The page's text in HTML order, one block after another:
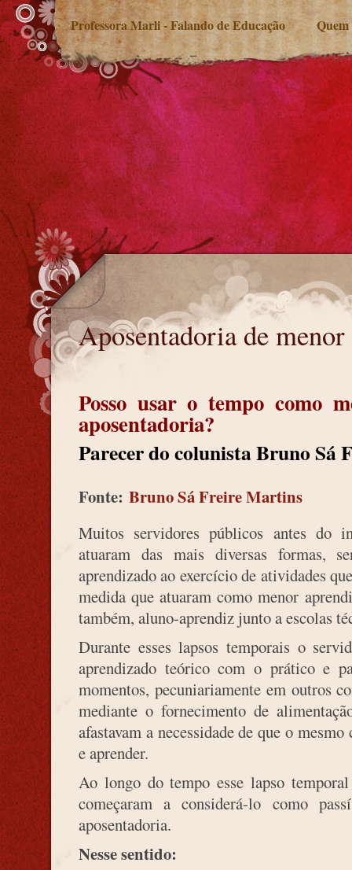
Professora Marli - Falando de Educação Quem
Aposentadoria de
Aposentadoria de menor aprendiz
Posso usar o tempo como
aposentadoria?
Parecer do colunista Bruno Sá
Fonte: Bruno Sá Freire Martins
Muitos servidores públicos antes do
atuaram das mais diversas formas,
aprendizado ao exercício de atividades
medida que atuaram como menor
também, aluno-aprendiz junto a escolas
Durante esses lapsos temporais o
aprendizado teórico com o prático e
momentos, pecuniariamente em outros
mediante o fornecimento de
afastavam a necessidade de que o
e aprender.
Ao longo do tempo esse lapso
começaram a considerá-lo como
aposentadoria.
Nesse sentido: